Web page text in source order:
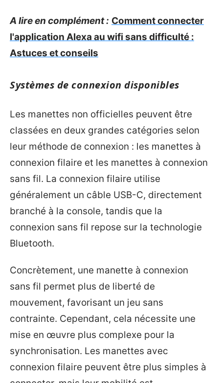
A lire en complément : Comment connecter
l'application Alexa au wifi sans difficulté :
Astuces et conseils
Systèmes de connexion disponibles
Les manettes non officielles peuvent être
classées en deux grandes catégories selon
leur méthode de connexion : les manettes à
connexion filaire et les manettes à connexion
sans fil. La connexion filaire utilise
généralement un câble USB-C, directement
branché à la console, tandis que la
connexion sans fil repose sur la technologie
Bluetooth.
Concrètement, une manette à connexion
sans fil permet plus de liberté de
mouvement, favorisant un jeu sans
contrainte. Cependant, cela nécessite une
mise en œuvre plus complexe pour la
synchronisation. Les manettes avec
connexion filaire peuvent être plus simples à